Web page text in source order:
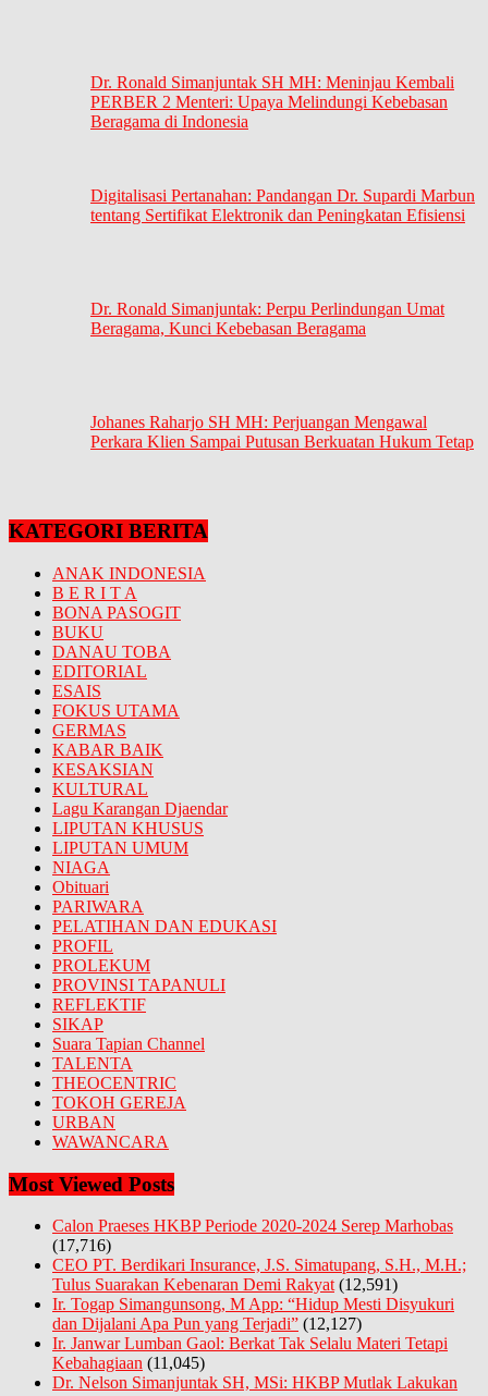
Dr. Ronald Simanjuntak SH MH: Meninjau Kembali
PERBER 2 Menteri: Upaya Melindungi Kebebasan
Beragama di Indonesia
Digitalisasi Pertanahan: Pandangan Dr. Supardi Marbun
tentang Sertifikat Elektronik dan Peningkatan Efisiensi
Dr. Ronald Simanjuntak: Perpu Perlindungan Umat
Beragama, Kunci Kebebasan Beragama
Johanes Raharjo SH MH: Perjuangan Mengawal
Perkara Klien Sampai Putusan Berkuatan Hukum Tetap
KATEGORI BERITA
ANAK INDONESIA
B E R I T A
BONA PASOGIT
BUKU
DANAU TOBA
EDITORIAL
ESAIS
FOKUS UTAMA
GERMAS
KABAR BAIK
KESAKSIAN
KULTURAL
Lagu Karangan Djaendar
LIPUTAN KHUSUS
LIPUTAN UMUM
NIAGA
Obituari
PARIWARA
PELATIHAN DAN EDUKASI
PROFIL
PROLEKUM
PROVINSI TAPANULI
REFLEKTIF
SIKAP
Suara Tapian Channel
TALENTA
THEOCENTRIC
TOKOH GEREJA
URBAN
WAWANCARA
Most Viewed Posts
Calon Praeses HKBP Periode 2020-2024 Serep Marhobas
(17,716)
CEO PT. Berdikari Insurance, J.S. Simatupang, S.H., M.H.;
Tulus Suarakan Kebenaran Demi Rakyat (12,591)
Ir. Togap Simangunsong, M App: “Hidup Mesti Disyukuri
dan Dijalani Apa Pun yang Terjadi” (12,127)
Ir. Janwar Lumban Gaol: Berkat Tak Selalu Materi Tetapi
Kebahagiaan (11,045)
Dr. Nelson Simanjuntak SH, MSi: HKBP Mutlak Lakukan